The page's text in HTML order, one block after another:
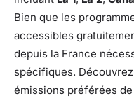
Bien que les
accessibles
depuis la France
spécifiques.
émissions préférées